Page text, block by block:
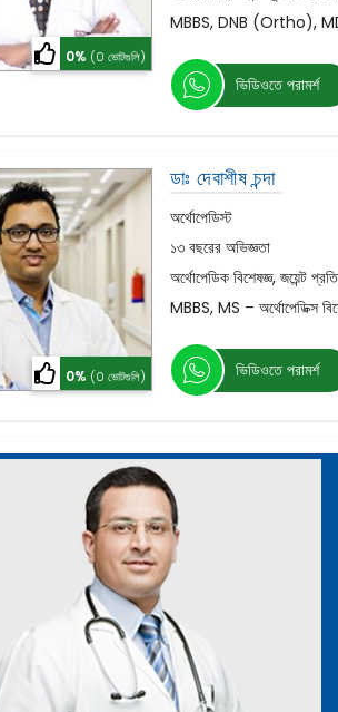
0% (0 ভোটগুলি)
MBBS, DNB (Ortho),
ভিডিওতে পরামর্শ
0% (0 ভোটগুলি)
ডাঃ দেবাশীষ চন্দা
অর্থোপেডিস্ট
১৩ বছরের অভিজ্ঞতা
অর্থোপেডিক বিশেষজ্ঞ, জয়েন্ট
MBBS, MS – অর্থোপেডিক্স
ভিডিওতে পরামর্শ